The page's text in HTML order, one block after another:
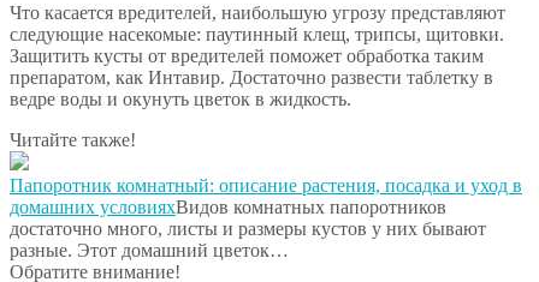
Что касается вредителей, наибольшую угрозу представляют
следующие насекомые: паутинный клещ, трипсы, щитовки.
Защитить кусты от вредителей поможет обработка таким
препаратом, как Интавир. Достаточно развести таблетку в
ведре воды и окунуть цветок в жидкость.
Читайте также!
Папоротник комнатный: описание растения, посадка и уход в
домашних условияхВидов комнатных папоротников
достаточно много, листы и размеры кустов у них бывают
разные. Этот домашний цветок…
Обратите внимание!